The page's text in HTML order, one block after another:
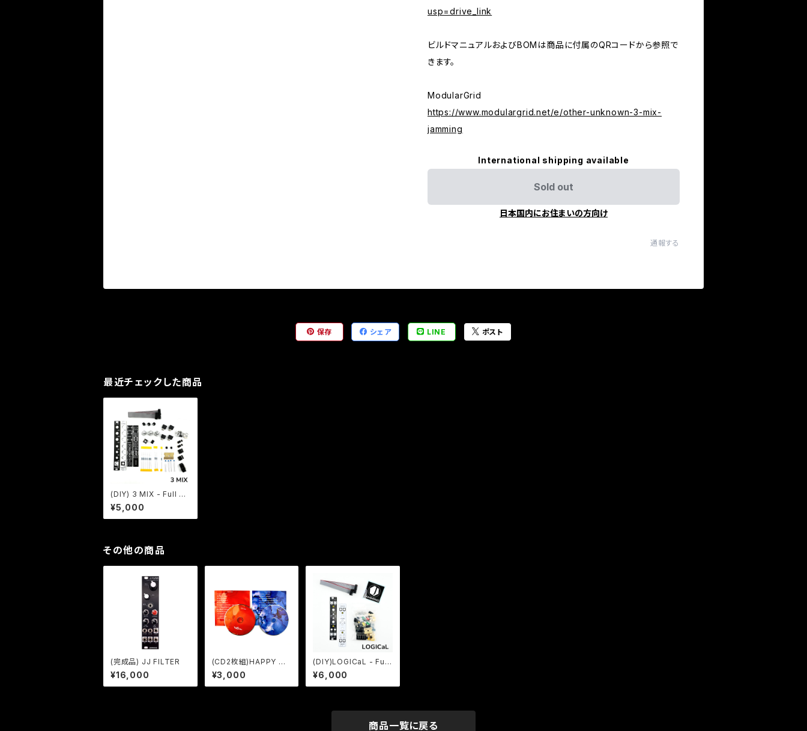
usp=drive_link
ビルドマニュアルおよびBOMは商品に付属のQRコードから参照で
きます。
ModularGrid
https://www.modulargrid.net/e/other-unknown-3-mix-
jamming
International shipping available
Sold out
日本国内にお住まいの方向け
通報する
保存 シェア LINE ポスト
最近チェックした商品
(DIY) 3 MIX - Full DI
Yキット
¥5,000
その他の商品
(完成品) JJ FILTER
¥16,000
(CD2枚組)HAPPY WI
TH WHAT YOU HAV
E TO BE UNHAPPY
WITH (Red/Blue)
¥3,000
(DIY)LOGICaL - Full
DIYキット
¥6,000
商品一覧に戻る